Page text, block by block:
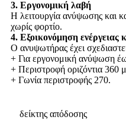
3. Εργονομική λαβή
Η λειτουργία ανύψωσης και
χωρίς φορτίο.
4. Εξοικονόμηση ενέργειας
Ο ανυψωτήρας έχει
+ Για εργονομική ανύψωση
+ Περιστροφή οριζόντια 360
+ Γωνία περιστροφής 270.
δείκτης απόδοσης